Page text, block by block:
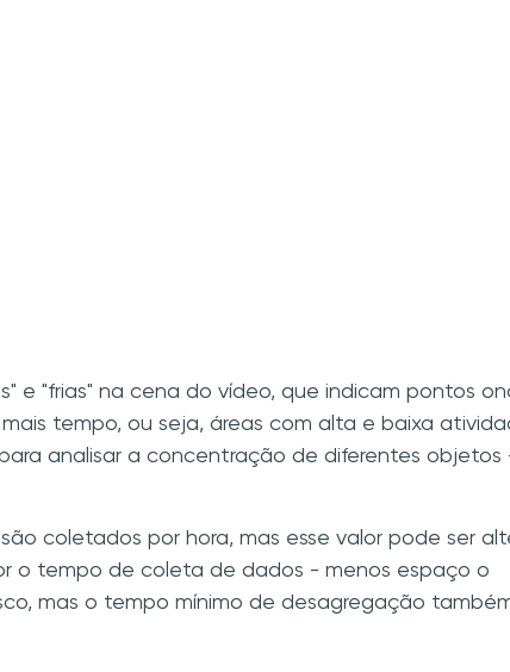
e "frias" na cena do vídeo, que indicam pontos
tempo, ou seja, áreas com alta e baixa
analisar a concentração de diferentes objetos
coletados por hora, mas esse valor pode ser
o tempo de coleta de dados - menos espaço o
mas o tempo mínimo de desagregação